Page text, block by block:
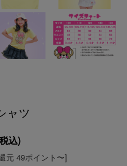
ャツ
込)
元 49ポイント〜]